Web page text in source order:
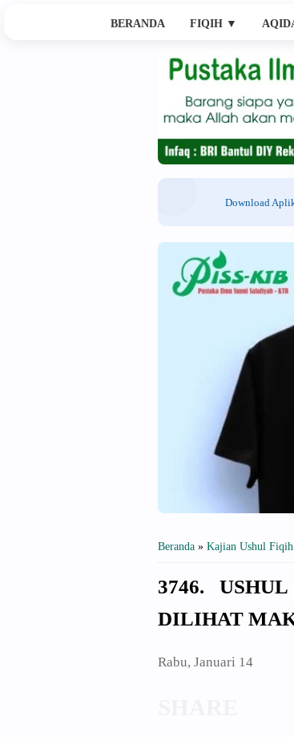
BERANDA FIQIH ▼
Download
Beranda » Kajian Ushul Fiqih
3746.
DILIHAT
Rabu, Januari 14